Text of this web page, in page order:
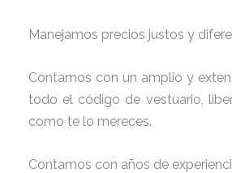
Manejamos precios justos y
Contamos con un amplio y
todo el código de vestuario,
como te lo mereces.
Contamos con años de